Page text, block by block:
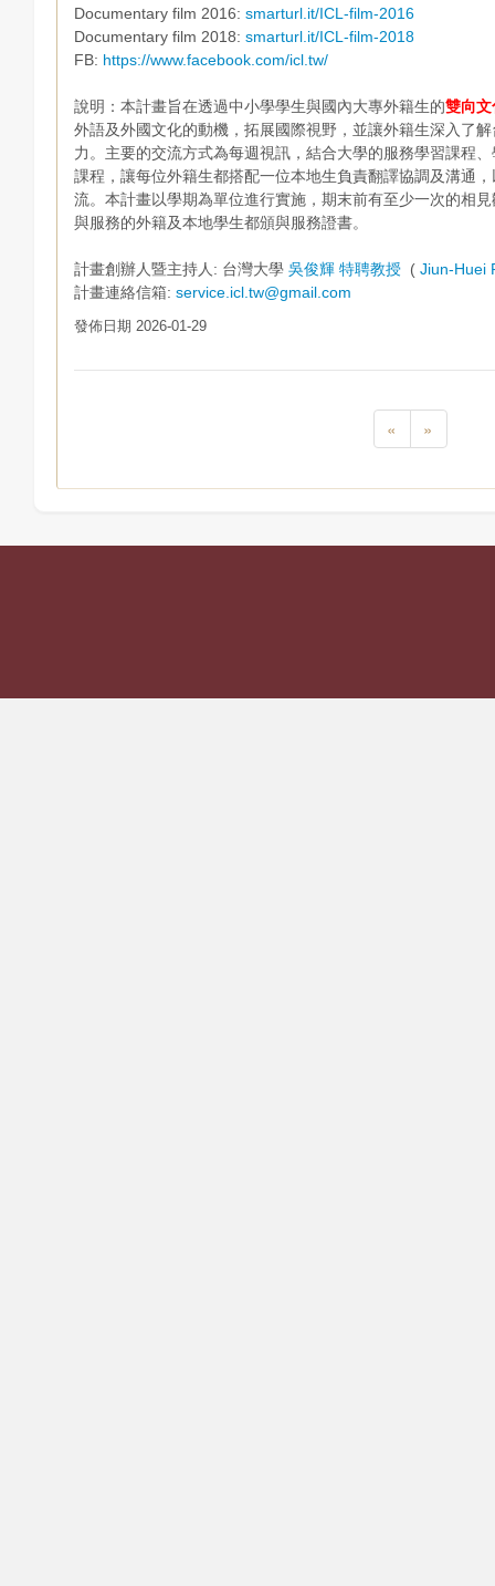
Documentary film 2016: smarturl.it/ICL-film-2016
Documentary film 2018: smarturl.it/ICL-film-2018
FB: https://www.facebook.com/icl.tw/
說明：本計畫旨在透過中小學學生與國內大專外籍生的雙向
外語及外國文化的動機，拓展國際視野，並讓外籍生深 入了
力。主要的交流方式為每週視訊，結合大學的服務學習課程
課程，讓每位外籍生都搭配一位本地生負責翻譯協調及溝通，
流。本計畫以學期為單位進行實施，期末前有至少一次的相
與服務的外籍及本地學生都頒與服務證書。
計畫創辦人暨主持人: 台灣大學 吳俊輝 特聘教授 ( Jiun-Huei
計畫連絡信箱: service.icl.tw@gmail.com
發佈日期 2026-01-29
« »